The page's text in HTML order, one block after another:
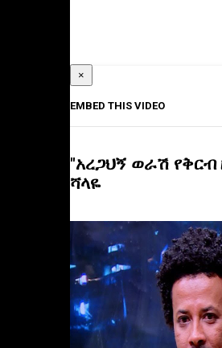
×
EMBED THIS VIDEO
"አረጋህኝ ወራሽ
ሻላዬ